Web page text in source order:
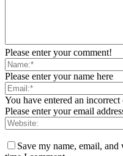
Please enter your comment!
Please enter your name here
You have entered an incorrect
Please enter your email
Save my name, email,